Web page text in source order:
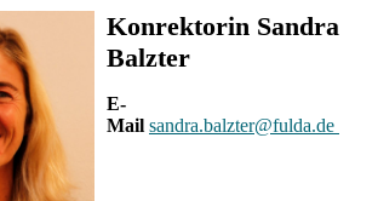
Konrektorin Sandra
Balzter
E-
Mail sandra.balzter@fulda.de